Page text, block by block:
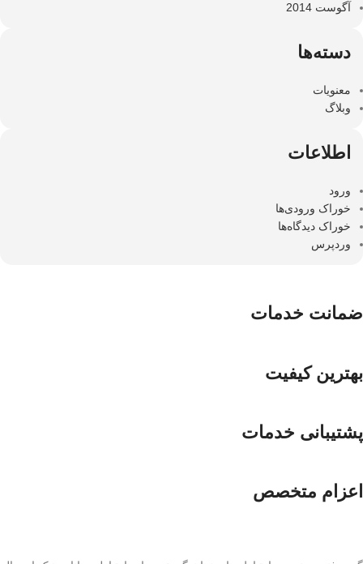
آگوست 2014
دسته‌ها
معنویات
وبلاگ
اطلاعات
ورود
خوراک ورودی‌ها
خوراک دیدگاه‌ها
وردپرس
ضمانت خدمات
بهترین کیفیت
پشتیبانی خدمات
اعزام متخصص